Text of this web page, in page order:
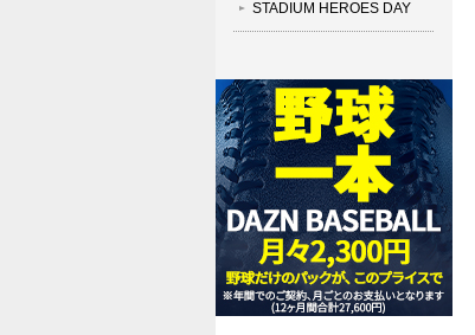
STADIUM HEROES DAY